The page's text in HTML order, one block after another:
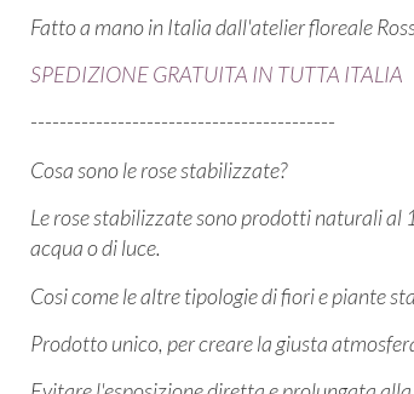
Fatto a mano in Italia dall'atelier floreale
SPEDIZIONE GRATUITA IN TUTTA ITALIA
------------------------------------------
Cosa sono le rose stabilizzate?
Le rose stabilizzate sono prodotti naturali al
acqua o di luce.
Cosi come le altre tipologie di fiori e piante
Prodotto unico, per creare la giusta